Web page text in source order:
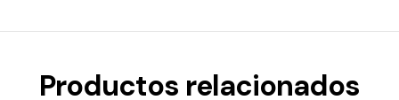
Productos relacionados